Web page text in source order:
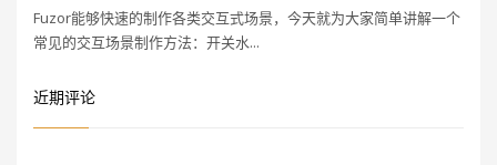
Fuzor能够快速的制作各类交互式场景，今天就为大家简单讲解一个
常见的交互场景制作方法：开关水...
近期评论